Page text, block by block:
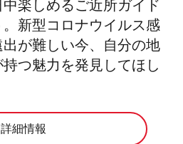
楽しめるご近所ガイド
新型コロナウイルス感
が難しい今、自分の地
つ魅力を発見してほし
詳細情報